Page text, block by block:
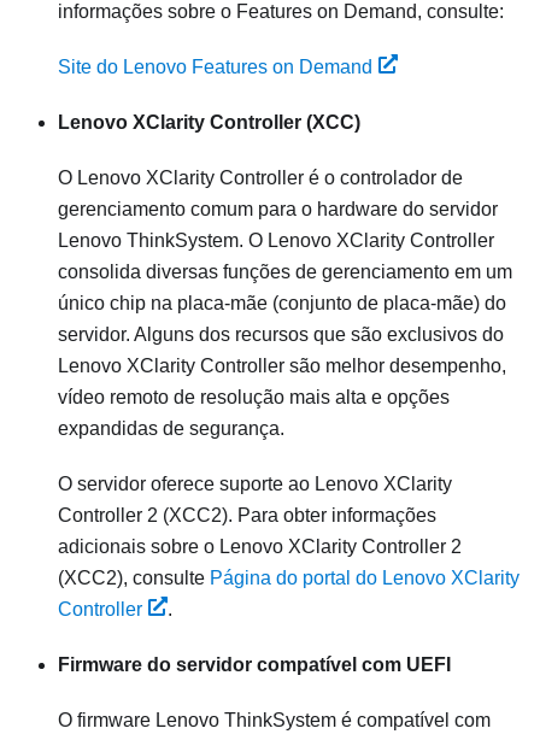
informações sobre o Features on Demand, consulte:
Site do Lenovo Features on Demand
Lenovo XClarity Controller (XCC)
O Lenovo XClarity Controller é o controlador de
gerenciamento comum para o hardware do servidor
Lenovo ThinkSystem. O Lenovo XClarity Controller
consolida diversas funções de gerenciamento em um
único chip na placa-mãe (conjunto de placa-mãe) do
servidor. Alguns dos recursos que são exclusivos do
Lenovo XClarity Controller são melhor desempenho,
vídeo remoto de resolução mais alta e opções
expandidas de segurança.
O servidor oferece suporte ao Lenovo XClarity
Controller 2 (XCC2). Para obter informações
adicionais sobre o Lenovo XClarity Controller 2
(XCC2), consulte Página do portal do Lenovo XClarity
Controller
.
Firmware do servidor compatível com UEFI
O firmware Lenovo ThinkSystem é compatível com